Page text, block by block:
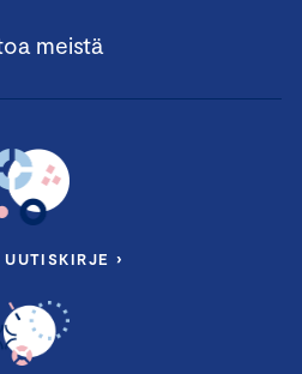
meistä
›